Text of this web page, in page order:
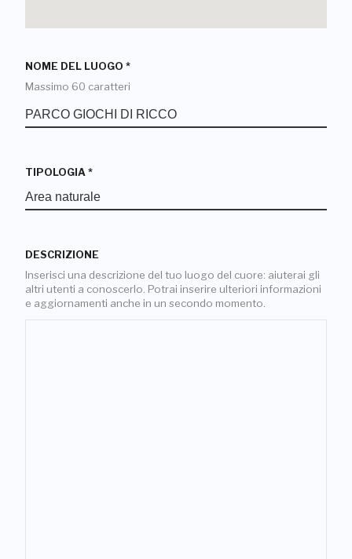
NOME DEL LUOGO *
Massimo 60 caratteri
TIPOLOGIA *
DESCRIZIONE
Inserisci una descrizione del tuo luogo del cuore: aiuterai gli
altri utenti a conoscerlo. Potrai inserire ulteriori informazioni
e aggiornamenti anche in un secondo momento.